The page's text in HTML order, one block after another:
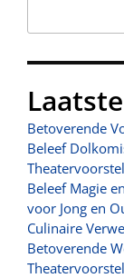
Betoverende
Beleef
Beleef Magie
voor Jong en
Culinaire
Betoverende